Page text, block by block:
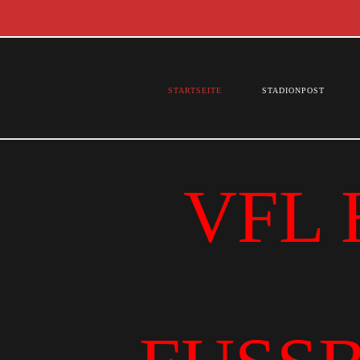
STARTSEITE STADIONPOST
VFL